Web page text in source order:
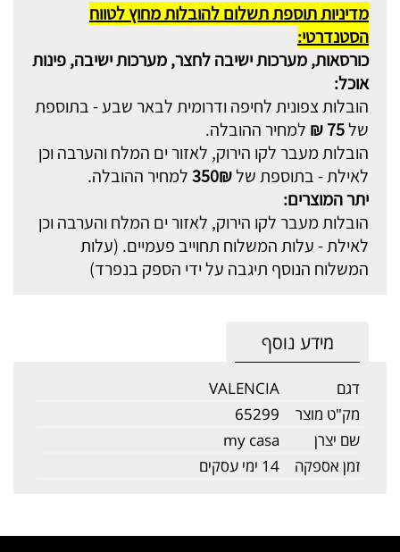
מדיניות תוספת תשלום להובלות מחוץ לטווח
הסטנדרטי:
כורסאות, מערכות ישיבה לחצר, מערכות ישיבה, פינות
אוכל:
הובלות צפונית לחיפה ודרומית לבאר שבע - בתוספת
של75 ₪
למחיר ההובלה.
הובלות מעבר לקו הירוק, לאזור ים המלח והערבה וכן
לאילת - בתוספת של350₪למחיר ההובלה.
יתר המוצרים:
הובלות מעבר לקו הירוק, לאזור ים המלח והערבה וכן
לאילת - עלות המשלוח תחוייב פעמיים. (עלות
המשלוח הנוסף תיגבה על ידי הספק בנפרד)
מידע נוסף
דגם
VALENCIA
מק"ט מוצר
65299
שם יצרן
my casa
זמן אספקה
14 ימי עסקים